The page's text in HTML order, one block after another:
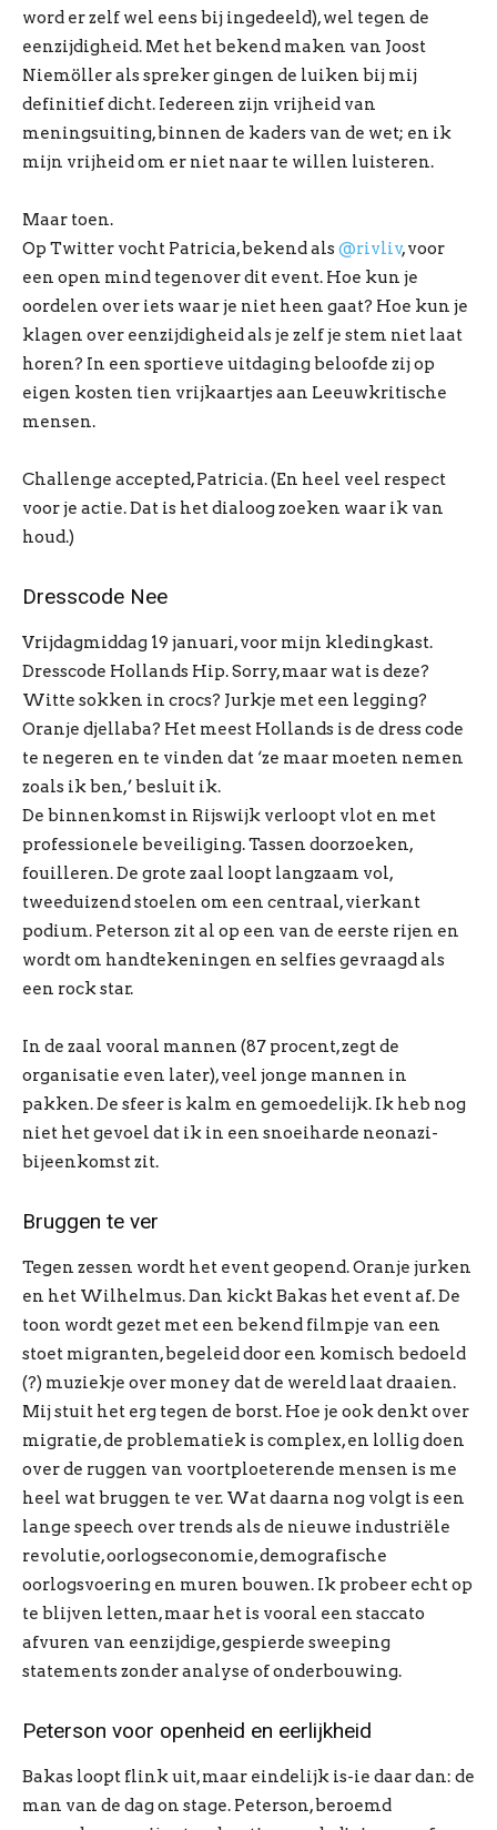
word er zelf wel eens bij ingedeeld), wel tegen de
eenzijdigheid. Met het bekend maken van Joost
Niemöller als spreker gingen de luiken bij mij
definitief dicht. Iedereen zijn vrijheid van
meningsuiting, binnen de kaders van de wet; en ik
mijn vrijheid om er niet naar te willen luisteren.
Maar toen.
Op Twitter vocht Patricia, bekend als@rivliv, voor
een open mind tegenover dit event. Hoe kun je
oordelen over iets waar je niet heen gaat? Hoe kun je
klagen over eenzijdigheid als je zelf je stem niet laat
horen? In een sportieve uitdaging beloofde zij op
eigen kosten tien vrijkaartjes aan Leeuwkritische
mensen.
Challenge accepted, Patricia. (En heel veel respect
voor je actie. Dat is het dialoog zoeken waar ik van
houd.)
Dresscode Nee
Vrijdagmiddag 19 januari, voor mijn kledingkast.
Dresscode Hollands Hip. Sorry, maar wat is deze?
Witte sokken in crocs? Jurkje met een legging?
Oranje djellaba? Het meest Hollands is de dress code
te negeren en te vinden dat ‘ze maar moeten nemen
zoals ik ben,’ besluit ik.
De binnenkomst in Rijswijk verloopt vlot en met
professionele beveiliging. Tassen doorzoeken,
fouilleren. De grote zaal loopt langzaam vol,
tweeduizend stoelen om een centraal, vierkant
podium. Peterson zit al op een van de eerste rijen en
wordt om handtekeningen en selfies gevraagd als
een rock star.
In de zaal vooral mannen (87 procent, zegt de
organisatie even later), veel jonge mannen in
pakken. De sfeer is kalm en gemoedelijk. Ik heb nog
niet het gevoel dat ik in een snoeiharde neonazi-
bijeenkomst zit.
Bruggen te ver
Tegen zessen wordt het event geopend. Oranje jurken
en het Wilhelmus. Dan kickt Bakas het event af. De
toon wordt gezet met een bekend filmpje van een
stoet migranten, begeleid door een komisch bedoeld
(?) muziekje over money dat de wereld laat draaien.
Mij stuit het erg tegen de borst. Hoe je ook denkt over
migratie, de problematiek is complex, en lollig doen
over de ruggen van voortploeterende mensen is me
heel wat bruggen te ver. Wat daarna nog volgt is een
lange speech over trends als de nieuwe industriële
revolutie, oorlogseconomie, demografische
oorlogsvoering en muren bouwen. Ik probeer echt op
te blijven letten, maar het is vooral een staccato
afvuren van eenzijdige, gespierde sweeping
statements zonder analyse of onderbouwing.
Peterson voor openheid en eerlijkheid
Bakas loopt flink uit, maar eindelijk is-ie daar dan: de
man van de dag on stage. Peterson, beroemd